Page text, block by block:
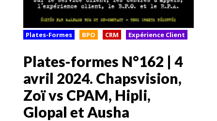
Plates-Formes BPO CRM Expérience Client
Plates-formes N°162 | 4
avril 2024. Chapsvision,
Zoï vs CPAM, Hipli,
Glopal et Ausha